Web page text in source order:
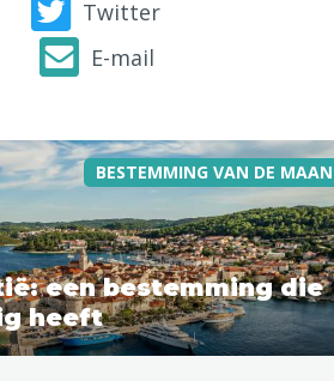
Twitter
E-mail
BESTEMMING VAN DE
een bestemming die
heeft